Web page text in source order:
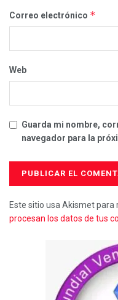
Correo electrónico *
Web
Guarda mi nombre,
navegador para la
Este sitio usa Akismet para
procesan los datos de tus